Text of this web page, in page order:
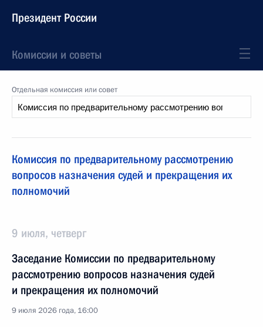
Президент России
Комиссии и советы
Отдельная комиссия или совет
Комиссия по предварительному рассмотрению
вопросов назначения судей и прекращения их
полномочий
9 июля, четверг
Заседание Комиссии по предварительному
рассмотрению вопросов назначения судей
и прекращения их полномочий
9 июля 2026 года, 16:00